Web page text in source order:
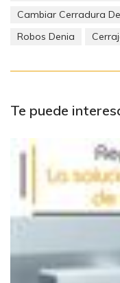
Cambiar Cerradura
Robos Denia
Te puede